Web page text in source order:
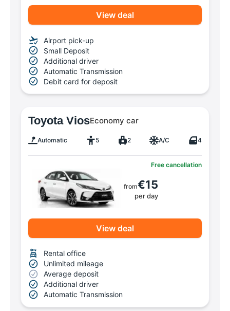
View deal
Airport pick-up
Small Deposit
Additional driver
Automatic Transmission
Debit card for deposit
Toyota ViosEconomy car
Automatic 5 2 A/C 4
Free cancellation
from€15
per day
View deal
Rental office
Unlimited mileage
Average deposit
Additional driver
Automatic Transmission